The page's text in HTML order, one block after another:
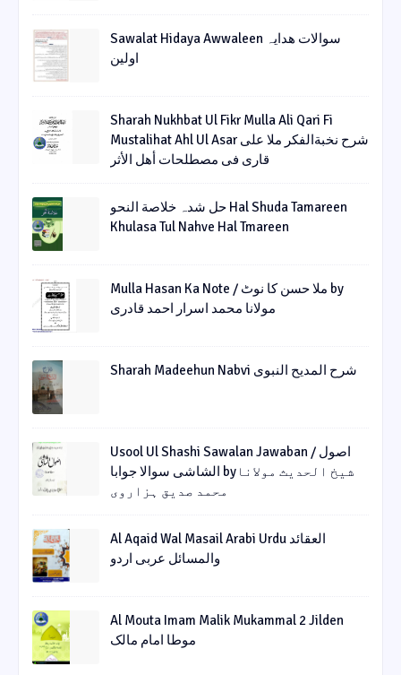
Sawalat Hidaya Awwaleen سوالات ھدایہ
اولین
Sharah Nukhbat Ul Fikr Mulla Ali Qari Fi
Mustalihat Ahl Ul Asar شرح نخبةالفکر ملا علی
قاری فی مصطلحات أھل الأثر
حل شدہ خلاصة النحو Hal Shuda Tamareen
Khulasa Tul Nahve Hal Tmareen
Mulla Hasan Ka Note / ملا حسن کا نوٹ by
مولانا محمد اسرار احمد قادری
Sharah Madeehun Nabvi شرح المدیح النبوی
Usool Ul Shashi Sawalan Jawaban / اصول
الشاشی سوالا جوابا byشیخ الحدیث مولانا
محمد صدیق ہزاروی
Al Aqaid Wal Masail Arabi Urdu العقائد
والمسائل عربی اردو
Al Mouta Imam Malik Mukammal 2 Jilden
موطا امام مالک